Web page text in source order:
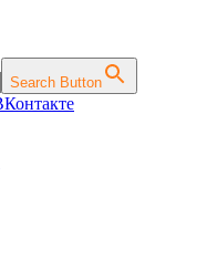
Search Button